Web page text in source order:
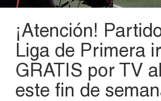
¡Atención!
Liga de Primera
GRATIS por TV
este fin de